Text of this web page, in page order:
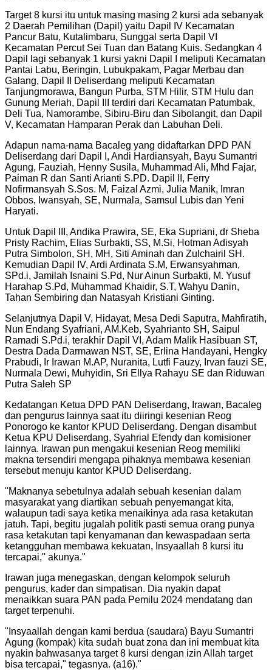
Target 8 kursi itu untuk masing masing 2 kursi ada sebanyak
2 Daerah Pemilihan (Dapil) yaitu Dapil IV Kecamatan
Pancur Batu, Kutalimbaru, Sunggal serta Dapil VI
Kecamatan Percut Sei Tuan dan Batang Kuis. Sedangkan 4
Dapil lagi sebanyak 1 kursi yakni Dapil I meliputi Kecamatan
Pantai Labu, Beringin, Lubukpakam, Pagar Merbau dan
Galang, Dapil II Deliserdang meliputi Kecamatan
Tanjungmorawa, Bangun Purba, STM Hilir, STM Hulu dan
Gunung Meriah, Dapil III terdiri dari Kecamatan Patumbak,
Deli Tua, Namorambe, Sibiru-Biru dan Sibolangit, dan Dapil
V, Kecamatan Hamparan Perak dan Labuhan Deli.
Adapun nama-nama Bacaleg yang didaftarkan DPD PAN
Deliserdang dari Dapil I, Andi Hardiansyah, Bayu Sumantri
Agung, Fauziah, Henny Susila, Muhammad Ali, Mhd Fajar,
Paiman R dan Santi Arianti S.PD. Dapil II, Ferry
Nofirmansyah S.Sos. M, Faizal Azmi, Julia Manik, Imran
Obbos, Iwansyah, SE, Nurmala, Samsul Lubis dan Yeni
Haryati.
Untuk Dapil III, Andika Prawira, SE, Eka Supriani, dr Sheba
Pristy Rachim, Elias Surbakti, SS, M.Si, Hotman Adisyah
Putra Simbolon, SH, MH, Siti Aminah dan Zulchairil SH.
Kemudian Dapil IV, Ardi Ardinata S.M, Erwansyahman,
SPd.i, Jamilah Isnaini S.Pd, Nur Ainun Surbakti, M. Yusuf
Harahap S.Pd, Muhammad Khaidir, S.T, Wahyu Danin,
Tahan Sembiring dan Natasyah Kristiani Ginting.
Selanjutnya Dapil V, Hidayat, Mesa Dedi Saputra, Mahfiratih,
Nun Endang Syafriani, AM.Keb, Syahrianto SH, Saipul
Ramadi S.Pd.i, terakhir Dapil VI, Adam Malik Hasibuan ST,
Destra Dada Darmawan NST, SE, Erlina Handayani, Hengky
Prabudi, Ir Irawan M.AP, Nuranita, Lutfi Fauzy, Irvan fauzi SE,
Nurmala Dewi, Muhyidin, Sri Ellya Rahayu SE dan Riduwan
Putra Saleh SP
Kedatangan Ketua DPD PAN Deliserdang, Irawan, Bacaleg
dan pengurus lainnya saat itu diiringi kesenian Reog
Ponorogo ke kantor KPUD Deliserdang. Dengan disambut
Ketua KPU Deliserdang, Syahrial Efendy dan komisioner
lainnya. Irawan pun mengakui kesenian Reog memiliki
makna tersendiri mengapa pihaknya membawa kesenian
tersebut menuju kantor KPUD Deliserdang.
"Maknanya sebetulnya adalah sebuah kesenian dalam
masyarakat yang diartikan sebuah penyemangat kita,
walaupun tadi saya ketika menaikinya ada rasa ketakutan
jatuh. Tapi, begitu jugalah politik pasti semua orang punya
rasa ketakutan tapi kenyamanan dan kewaspadaan serta
ketangguhan membawa kekuatan, Insyaallah 8 kursi itu
tercapai," akunya."
Irawan juga menegaskan, dengan kelompok seluruh
pengurus, kader dan simpatisan. Dia nyakin dapat
menaikkan suara PAN pada Pemilu 2024 mendatang dan
target terpenuhi.
" Insyaallah dengan kami berdua (saudara) Bayu Sumantri
Agung (kompak) kita sudah buat zona dan ini membuat kita
nyakin bahwasanya target 8 kursi dengan izin Allah target
bisa tercapai," tegasnya. (a16)."